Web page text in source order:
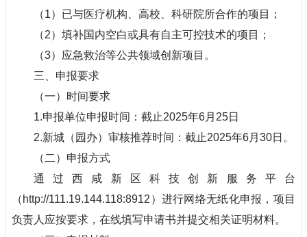
（1）已与医疗机构、高校、科研院所合作的项目；
（2）填补国内空白或具有自主可控技术的项目；
（3）应急救治等公共领域创新项目。
三、申报要求
（一）时间要求
1.申报单位申报时间：截止2025年6月25日
2.新城（园办）审核推荐时间：截止2025年6月30日。
（二）申报方式
通过西咸新区科技创新服务平台
（http://111.19.144.118:8912）进行网络无纸化申报，项目
负责人应按要求，在线填写申请书并提交相关证明材料。